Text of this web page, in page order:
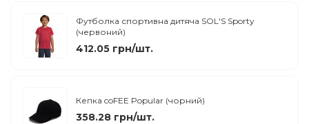
Футболка спортивна дитяча SOL'S Sporty
(червоний)
412.05 грн/шт.
Кепка coFEE Popular (чорний)
358.28 грн/шт.